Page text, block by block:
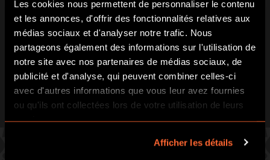
Les cookies nous permettent de personnaliser le contenu
et les annonces, d'offrir des fonctionnalités relatives aux
médias sociaux et d'analyser notre trafic. Nous
partageons également des informations sur l'utilisation de
notre site avec nos partenaires de médias sociaux, de
publicité et d'analyse, qui peuvent combiner celles-ci
avec d'autres informations que vous leur avez fournies
ou qu'ils ont collectées lors de votre utilisation de leurs
services.
Afficher les détails
JOUEZ CONTRE LA MONTRE
ET ÉCHAPPEZ-VOUS !
Vous disposez d’une heure pour
retrouver votre liberté, si vous le
pouvez…